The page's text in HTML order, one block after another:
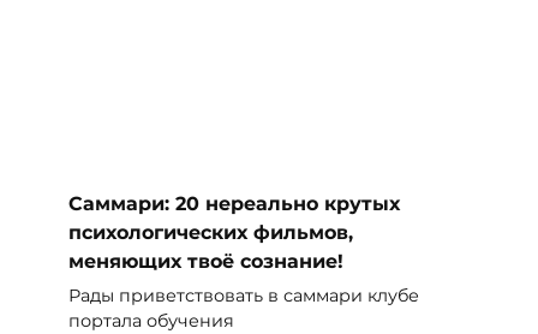
Саммари: 20 нереально крутых
психологических фильмов,
меняющих твоё сознание!
Рады приветствовать в саммари клубе
портала обучения